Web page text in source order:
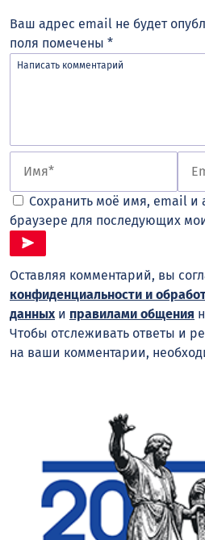
Ваш адрес email не будет
поля помечены *
Сохранить моё имя, email и
браузере для последующих
Оставляя комментарий, вы
конфиденциальности и
данныхи правилами общения
Чтобы отслеживать ответы и
на ваши комментарии,